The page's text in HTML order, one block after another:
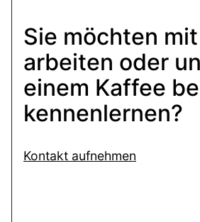
Sie möchten
arbeiten oder
einem Kaffee
kennenlernen?
Kontakt aufnehmen